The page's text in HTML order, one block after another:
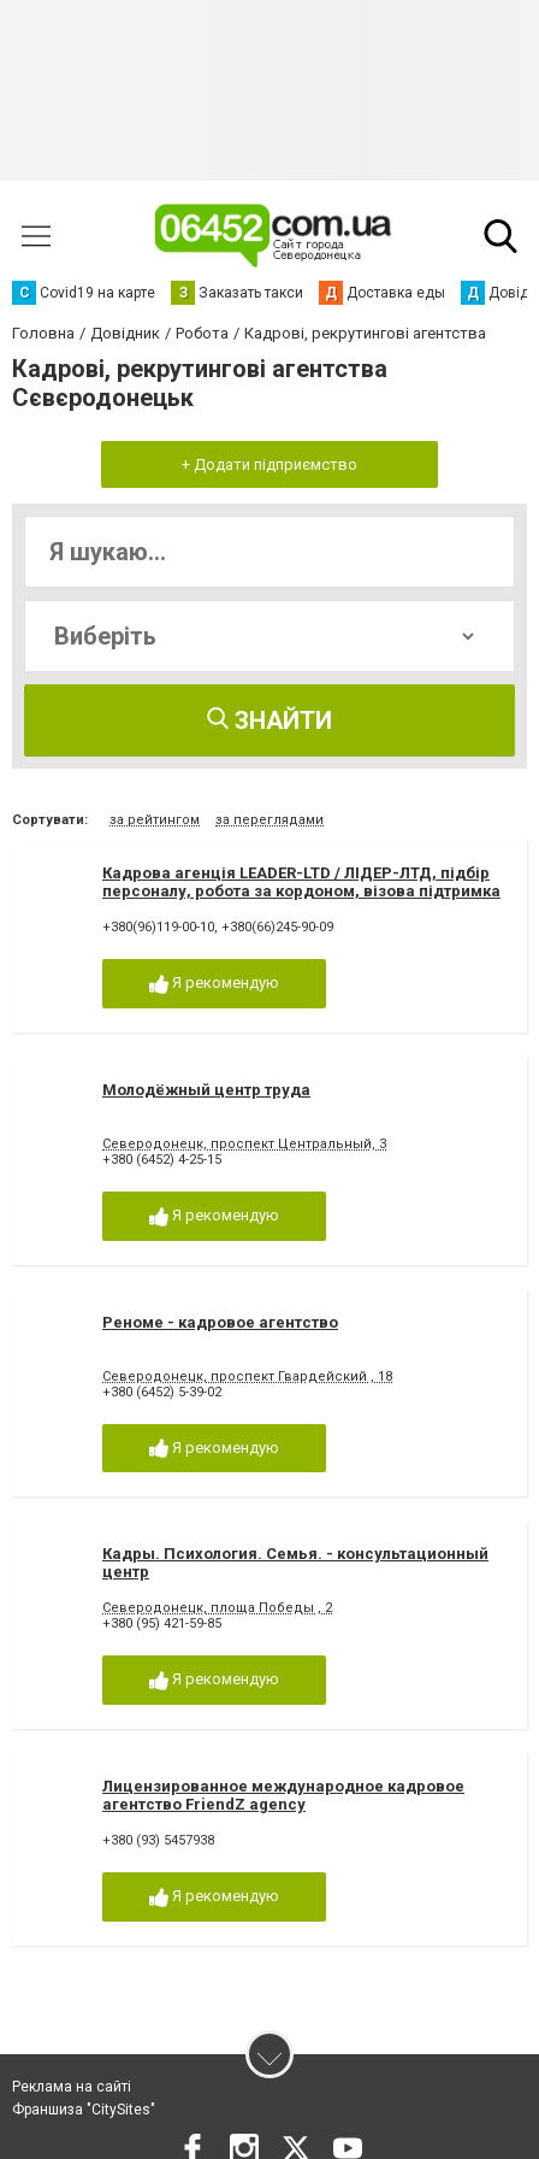
С Сovid19 на карте З Заказать такси Д Доставка еды Д
Головна Довідник Робота Кадрові, рекрутингові агентства
Кадрові, рекрутингові агентства
Сєвєродонецьк
+ Додати підприємство
ЗНАЙТИ
Сортувати: за рейтингом за переглядами
Кадрова агенція LEADER-LTD / ЛІДЕР-ЛТД, підбір
персоналу, робота за кордоном, візова підтримка
+380(96)119-00-10, +380(66)245-90-09
Я рекомендую
Молодёжный центр труда
Северодонецк, проспект Центральный, 3
+380 (6452) 4-25-15
Я рекомендую
Реноме - кадровое агентство
Северодонецк, проспект Гвардейский , 18
+380 (6452) 5-39-02
Я рекомендую
Кадры. Психология. Семья. - консультационный
центр
Северодонецк, площа Победы , 2
+380 (95) 421-59-85
Я рекомендую
Лицензированное международное кадровое
агентство FriendZ agency
+380 (93) 5457938
Я рекомендую
Реклама на сайті
Франшиза "CitySites"